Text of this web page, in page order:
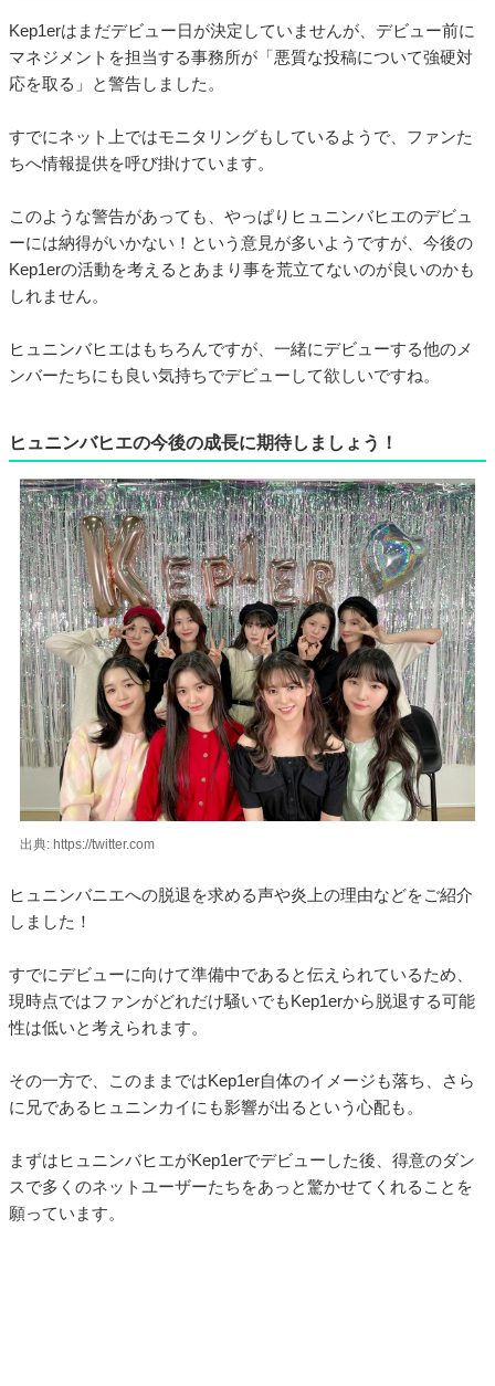
Kep1erはまだデビュー日が決定していませんが、デビュー前に
マネジメントを担当する事務所が「悪質な投稿について強硬対
応を取る」と警告しました。
すでにネット上ではモニタリングもしているようで、ファンた
ちへ情報提供を呼び掛けています。
このような警告があっても、やっぱりヒュニンバヒエのデビュ
ーには納得がいかない！という意見が多いようですが、今後の
Kep1erの活動を考えるとあまり事を荒立てないのが良いのかも
しれません。
ヒュニンバヒエはもちろんですが、一緒にデビューする他のメ
ンバーたちにも良い気持ちでデビューして欲しいですね。
ヒュニンバヒエの今後の成長に期待しましょう！
出典: https://twitter.com
ヒュニンバニエへの脱退を求める声や炎上の理由などをご紹介
しました！
すでにデビューに向けて準備中であると伝えられているため、
現時点ではファンがどれだけ騒いでもKep1erから脱退する可能
性は低いと考えられます。
その一方で、このままではKep1er自体のイメージも落ち、さら
に兄であるヒュニンカイにも影響が出るという心配も。
まずはヒュニンバヒエがKep1erでデビューした後、得意のダン
スで多くのネットユーザーたちをあっと驚かせてくれることを
願っています。